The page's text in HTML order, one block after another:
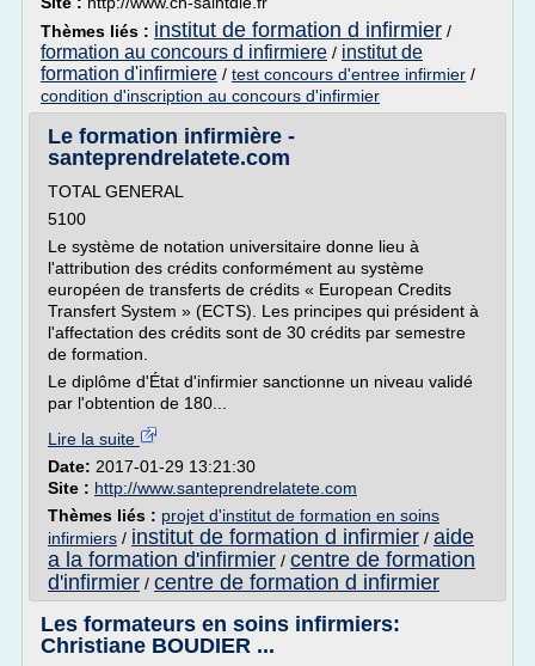
Thèmes liés : institut de formation d infirmier /
formation au concours d infirmiere / institut de
formation d'infirmiere / test concours d'entree infirmier /
condition d'inscription au concours d'infirmier
Le formation infirmière -
santeprendrelatete.com
TOTAL GENERAL
5100
Le système de notation universitaire donne lieu à
l'attribution des crédits conformément au système
européen de transferts de crédits « European Credits
Transfert System » (ECTS). Les principes qui président à
l'affectation des crédits sont de 30 crédits par semestre
de formation.
Le diplôme d'État d'infirmier sanctionne un niveau validé
par l'obtention de 180...
Lire la suite
Date: 2017-01-29 13:21:30
Site : http://www.santeprendrelatete.com
Thèmes liés : projet d'institut de formation en soins
infirmiers / institut de formation d infirmier / aide
a la formation d'infirmier / centre de formation
d'infirmier / centre de formation d infirmier
Les formateurs en soins infirmiers:
Christiane BOUDIER ...